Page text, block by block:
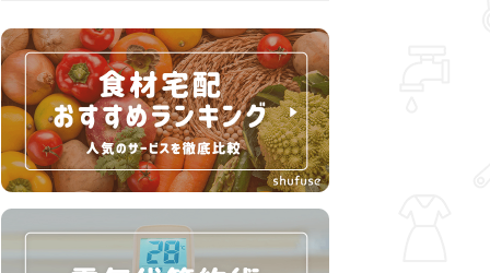
して、正しい食べ方を確認しましょ
う。大人の嗜みとして知っておきた
い新常識を解説します。